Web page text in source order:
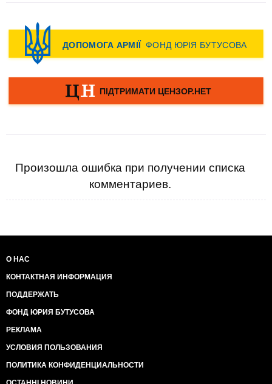
Произошла ошибка при получении списка
комментариев.
О НАС
КОНТАКТНАЯ ИНФОРМАЦИЯ
ПОДДЕРЖАТЬ
ФОНД ЮРИЯ БУТУСОВА
РЕКЛАМА
УСЛОВИЯ ПОЛЬЗОВАНИЯ
ПОЛИТИКА КОНФИДЕНЦИАЛЬНОСТИ